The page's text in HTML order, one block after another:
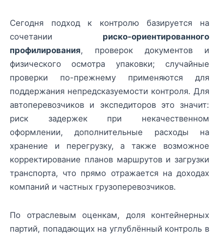
Сегодня подход к контролю базируется на
сочетании риско-ориентированного
профилирования, проверок документов и
физического осмотра упаковки; случайные
проверки по-прежнему применяются для
поддержания непредсказуемости контроля. Для
автоперевозчиков и экспедиторов это значит:
риск задержек при некачественном
оформлении, дополнительные расходы на
хранение и перегрузку, а также возможное
корректирование планов маршрутов и загрузки
транспорта, что прямо отражается на доходах
компаний и частных грузоперевозчиков.
По отраслевым оценкам, доля контейнерных
партий, попадающих на углублённый контроль в